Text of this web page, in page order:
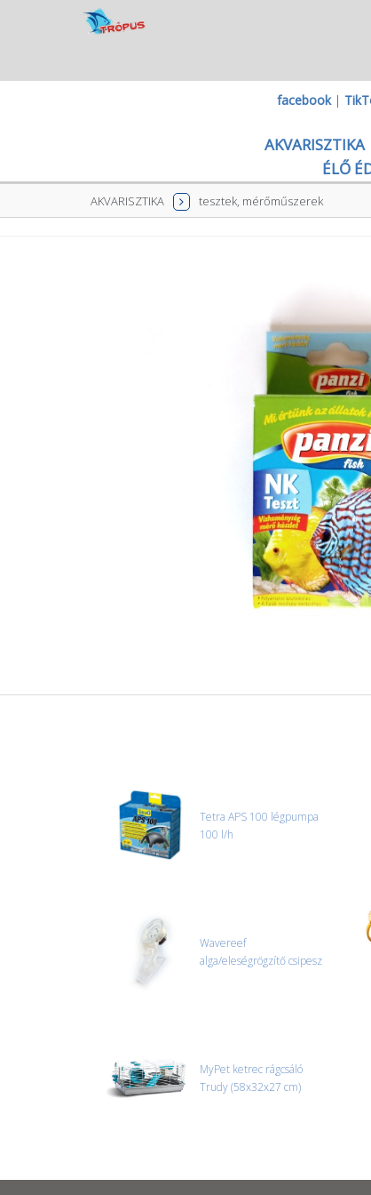
facebook|
AKVARISZTIKA
ÉLŐ
AKVARISZTIKA tesztek, mérőműszerek
Tetra APS 100 légpumpa
100 l/h
Wavereef
alga/eleségrögzítő csipesz
MyPet ketrec rágcsáló
Trudy (58x32x27 cm)